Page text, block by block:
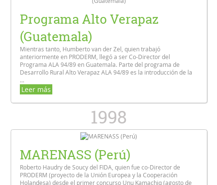
Programa Alto Verapaz
(Guatemala)
Mientras tanto, Humberto van der Zel, quien trabajó
anteriormente en PRODERM, llegó a ser Co-Director del
Programa ALA 94/89 en Guatemala. Parte del programa de
Desarrollo Rural Alto Verapaz ALA 94/89 es la introducción de la
...
Leer más
1998
MARENASS (Perú)
Roberto Haudry de Soucy del FIDA, quien fue co-Director de
PRODERM (proyecto de la Unión Europea y la Cooperación
Holandesa) desde el primer concurso Unu Kamachiq (agosto de